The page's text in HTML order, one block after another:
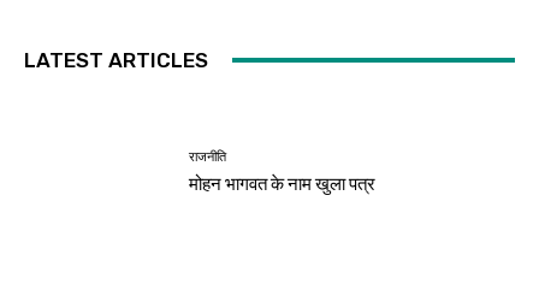
LATEST ARTICLES
राजनीति
मोहन भागवत के नाम खुला पत्र